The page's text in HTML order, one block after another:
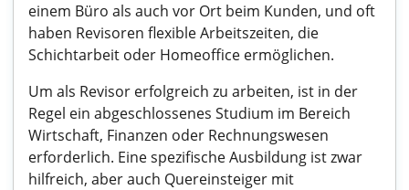
einem Büro als auch vor Ort beim Kunden, und oft
haben Revisoren flexible Arbeitszeiten, die
Schichtarbeit oder Homeoffice ermöglichen.
Um als Revisor erfolgreich zu arbeiten, ist in der
Regel ein abgeschlossenes Studium im Bereich
Wirtschaft, Finanzen oder Rechnungswesen
erforderlich. Eine spezifische Ausbildung ist zwar
hilfreich, aber auch Quereinsteiger mit